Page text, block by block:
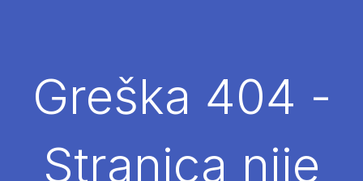
NAJAMGreška 404 -
Stranica nije